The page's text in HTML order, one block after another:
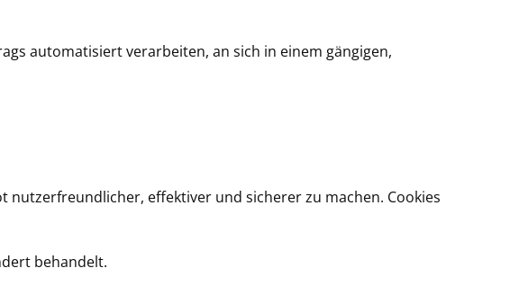
automatisiert verarbeiten, an sich in einem gängigen,
nutzerfreundlicher, effektiver und sicherer zu machen. Cookies
behandelt.